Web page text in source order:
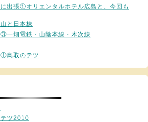
出張①オリエンタルホテル広島と、今回も
と日本株
一畑電鉄・山陰本線・木次線
鳥取のテツ
ツ2010